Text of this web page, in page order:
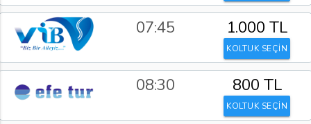
07:45 1.000 TL
KOLTUK SEÇİN
08:30 800 TL
KOLTUK SEÇİN